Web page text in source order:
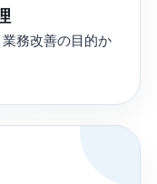
務改善の目的か